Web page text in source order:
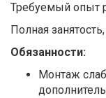
Требуемый опыт
Полная
Обязанности:
Монтаж